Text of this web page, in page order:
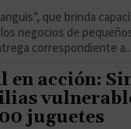
que brinda
negocios de
correspondiente a...
en acción:
juguetes